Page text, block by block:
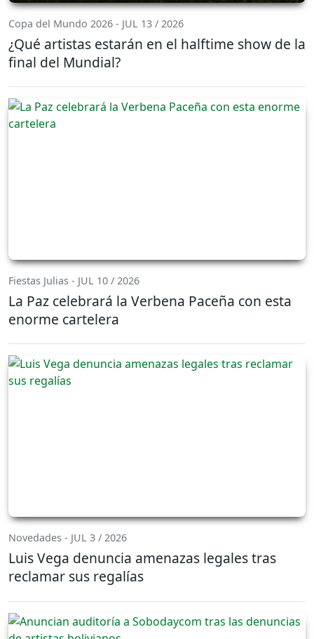
Copa del Mundo 2026 - JUL 13 / 2026
¿Qué artistas estarán en el halftime show de la
final del Mundial?
Fiestas Julias - JUL 10 / 2026
La Paz celebrará la Verbena Paceña con esta
enorme cartelera
Novedades - JUL 3 / 2026
Luis Vega denuncia amenazas legales tras
reclamar sus regalías